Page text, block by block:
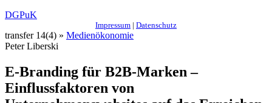
DGPuK
Impressum | Datenschutz
transfer 14(4) » Medienökonomie
Peter Liberski
E-Branding für B2B-Marken –
Einflussfaktoren von